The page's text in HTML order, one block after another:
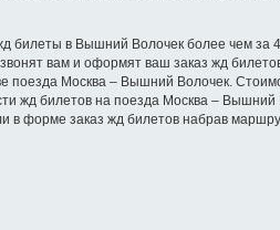
билеты в Вышний Волочек более чем за
вам и оформят ваш заказ жд
поезда Москва – Вышний Волочек.
жд билетов на поезда Москва –
в форме заказ жд билетов набрав